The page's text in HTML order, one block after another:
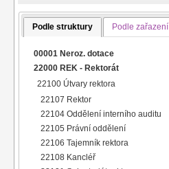
Podle struktury Podle zařazení
00001 Neroz. dotace
22000 REK - Rektorát
22100 Útvary rektora
22107 Rektor
22104 Oddělení interního auditu
22105 Právní oddělení
22106 Tajemník rektora
22108 Kancléř